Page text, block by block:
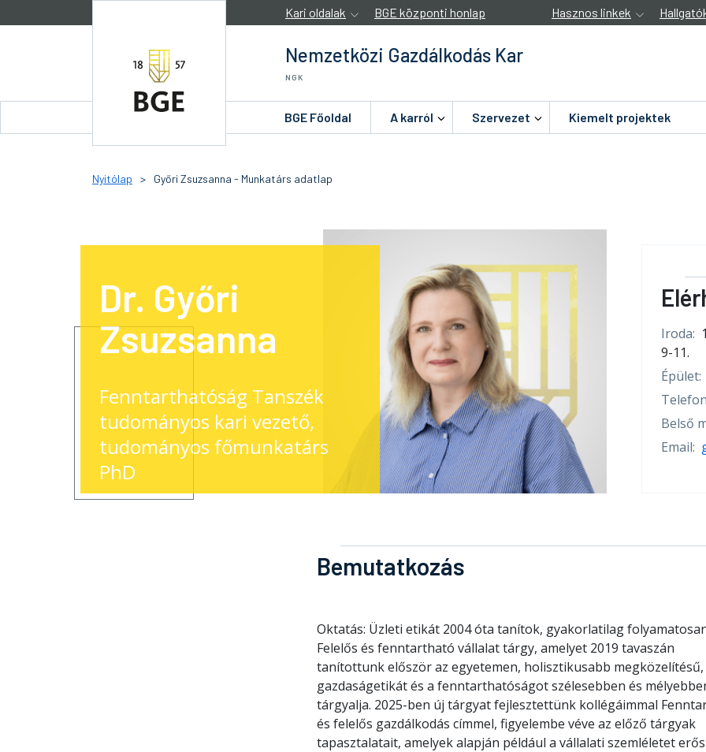
Kari oldalak BGE központi honlap Hasznos linkek
Nemzetközi Gazdálkodás Kar
NGK
BGE Főoldal A karról Szervezet Kiemelt projektek
Nyitólap > Győri Zsuzsanna - Munkatárs adatlap
Dr. Győri
Zsuzsanna
Fenntarthatóság Tanszék
tudományos kari vezető,
tudományos főmunkatárs
PhD
Iroda:
9-11.
Épület:
Belső
Email:
Bemutatkozás
Oktatás: Üzleti etikát 2004 óta tanítok, gyakorlatilag
Felelős és fenntartható vállalat tárgy, amelyet 2019 tavaszán
tanítottunk először az egyetemen, holisztikusabb megközelítésű,
gazdaságetikát és a fenntarthatóságot szélesebben és
tárgyalja. 2025-ben új tárgyat fejlesztettünk kollégáimmal
és felelős gazdálkodás címmel, figyelembe véve az előző tárgyak
tapasztalatait, amelyek alapján például a vállalati szemléletet erős